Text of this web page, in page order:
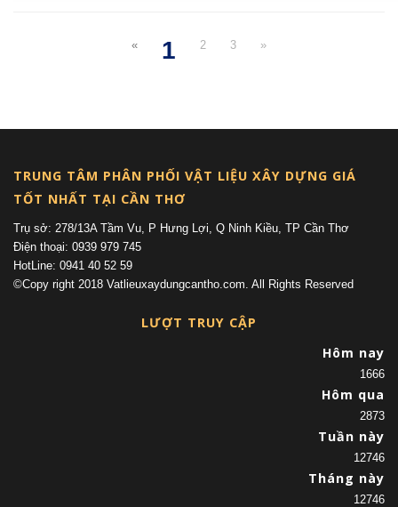
«
1
2 3 »
TRUNG TÂM PHÂN PHỐI VẬT LIỆU XÂY DỰNG GIÁ
TỐT NHẤT TẠI CẦN THƠ
Trụ sở: 278/13A Tầm Vu, P Hưng Lợi, Q Ninh Kiều, TP Cần Thơ
Điện thoại: 0939 979 745
HotLine: 0941 40 52 59
©Copy right 2018 Vatlieuxaydungcantho.com. All Rights Reserved
LƯỢT TRUY CẬP
Hôm nay
1666
Hôm qua
2873
Tuần này
12746
Tháng này
12746